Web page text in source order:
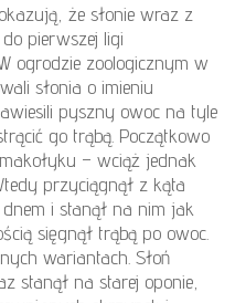
że słonie wraz z
pierwszej ligi
ogrodzie zoologicznym w
słonia o imieniu
pyszny owoc na tyle
go trąbą. Początkowo
– wciąż jednak
przyciągnął z kąta
i stanął na nim jak
sięgnął trąbą po owoc.
wariantach. Słoń
stanął na starej oponie,